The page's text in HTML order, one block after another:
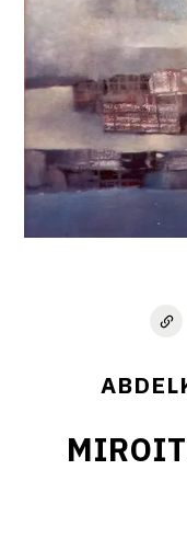
B –
C –
D –
E –
DESSINS –